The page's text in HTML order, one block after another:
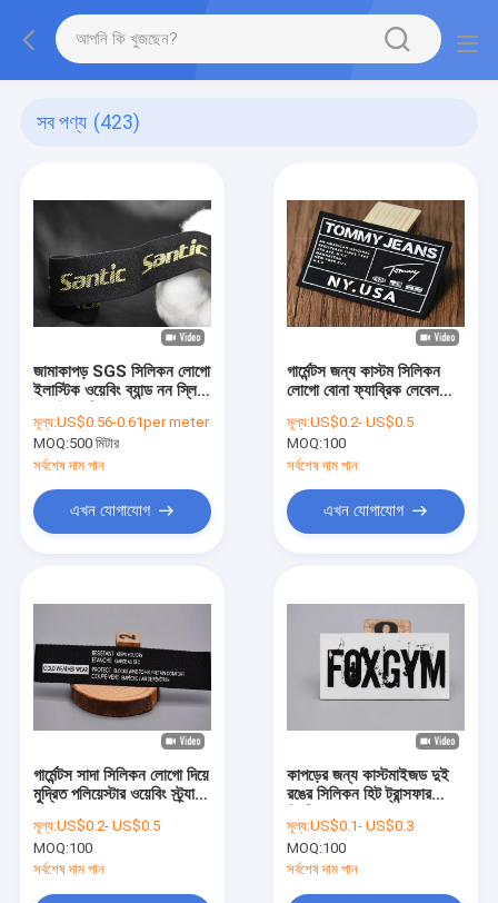
সব পণ্য (423)
জামাকাপড় SGS সিলিকন লোগো
ইলাস্টিক ওয়েবিং ব্যান্ড নন স্লিপ
মূল্য:US$0.56-0.61per meter
MOQ:500 মিটার
সর্বশেষ দাম পান
এখন যোগাযোগ
গার্মেন্টস জন্য কাস্টম সিলিকন
লোগো বোনা ফ্যাব্রিক লেবেল
মূল্য:US$0.2- US$0.5
MOQ:100
সর্বশেষ দাম পান
এখন যোগাযোগ
গার্মেন্টস সাদা সিলিকন লোগো দিয়ে
মুদ্রিত পলিয়েস্টার ওয়েবিং স্ট্র্যাপ
মূল্য:US$0.2- US$0.5
MOQ:100
সর্বশেষ দাম পান
কাপড়ের জন্য কাস্টমাইজড দুই
রঙের সিলিকন হিট ট্রান্সফার
মূল্য:US$0.1- US$0.3
MOQ:100
সর্বশেষ দাম পান